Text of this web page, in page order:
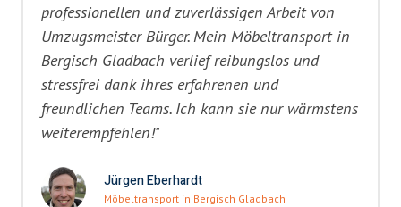
professionellen und zuverlässigen Arbeit von
Umzugsmeister Bürger. Mein Möbeltransport in
Bergisch Gladbach verlief reibungslos und
stressfrei dank ihres erfahrenen und
freundlichen Teams. Ich kann sie nur wärmstens
weiterempfehlen!"
Jürgen Eberhardt
Möbeltransport in Bergisch Gladbach